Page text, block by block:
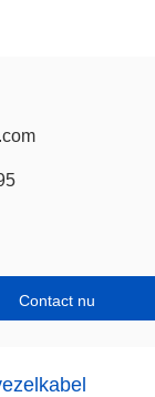
Contact nu